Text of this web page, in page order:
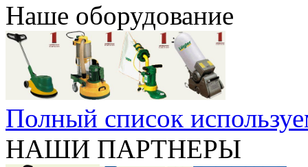
Наше оборудование
Полный список
НАШИ ПАРТНЕРЫ